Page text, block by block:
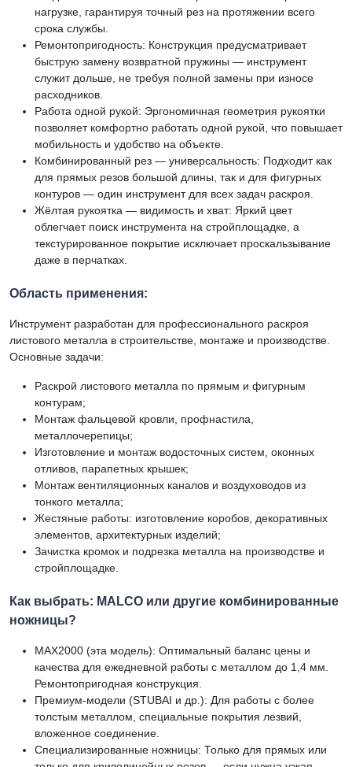
нагрузке, гарантируя точный рез на протяжении всего
срока службы.
Ремонтопригодность: Конструкция предусматривает
быструю замену возвратной пружины — инструмент
служит дольше, не требуя полной замены при износе
расходников.
Работа одной рукой: Эргономичная геометрия рукоятки
позволяет комфортно работать одной рукой, что повышает
мобильность и удобство на объекте.
Комбинированный рез — универсальность: Подходит как
для прямых резов большой длины, так и для фигурных
контуров — один инструмент для всех задач раскроя.
Жёлтая рукоятка — видимость и хват: Яркий цвет
облегчает поиск инструмента на стройплощадке, а
текстурированное покрытие исключает проскальзывание
даже в перчатках.
Область применения:
Инструмент разработан для профессионального раскроя
листового металла в строительстве, монтаже и производстве.
Основные задачи:
Раскрой листового металла по прямым и фигурным
контурам;
Монтаж фальцевой кровли, профнастила,
металлочерепицы;
Изготовление и монтаж водосточных систем, оконных
отливов, парапетных крышек;
Монтаж вентиляционных каналов и воздуховодов из
тонкого металла;
Жестяные работы: изготовление коробов, декоративных
элементов, архитектурных изделий;
Зачистка кромок и подрезка металла на производстве и
стройплощадке.
Как выбрать: MALCO или другие комбинированные
ножницы?
MAX2000 (эта модель): Оптимальный баланс цены и
качества для ежедневной работы с металлом до 1,4 мм.
Ремонтопригодная конструкция.
Премиум-модели (STUBAI и др.): Для работы с более
толстым металлом, специальные покрытия лезвий,
вложенное соединение.
Специализированные ножницы: Только для прямых или